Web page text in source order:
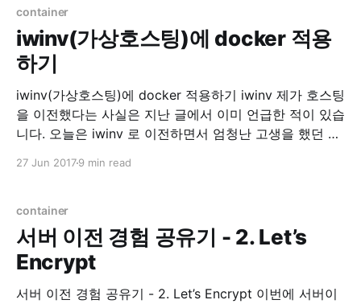
이미지
container
iwinv(가상호스팅)에 docker 적용
하기
iwinv(가상호스팅)에 docker 적용하기 iwinv 제가 호스팅
을 이전했다는 사실은 지난 글에서 이미 언급한 적이 있습
니다. 오늘은 iwinv 로 이전하면서 엄청난 고생을 했던 경
용을 하는 것에
27 Jun 20179 min read
container
서버 이전 경험 공유기 - 2. Let’s
Encrypt
서버 이전 경험 공유기 - 2. Let’s Encrypt 이번에 서버이